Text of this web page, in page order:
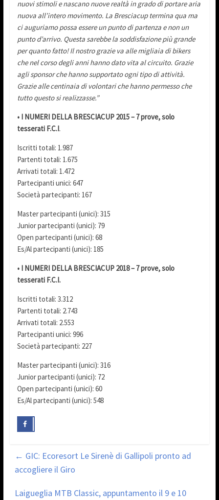
nuovi stimoli e nascano nuove realtà in grado di portare aria
nuova all’intero movimento. La Bresciacup termina qua ma
ci auguriamo possa essere un punto di partenza e non un
punto d’arrivo. Questa sarebbe la soddisfazione più grande
per quanto fatto! Il nostro grazie va alle migliaia di bikers
che nel corso degli anni hanno dato vita al circuito. Grazie
agli sponsor che hanno supportato ogni tipo di attività.
Grazie alle centinaia di volontari che hanno permesso che
tutto questo si realizzasse.”
• I NUMERI DELLA BRESCIACUP 2015 – 7 prove, solo
tesserati F.C.I.
Iscritti totali: 1.987
Partenti totali: 1.675
Arrivati totali: 1.472
Partecipanti unici: 647
Società partecipanti: 167
Master partecipanti (unici): 315
Junior partecipanti (unici): 79
Open partecipanti (unici): 68
Es/Al partecipanti (unici): 185
• I NUMERI DELLA BRESCIACUP 2018 – 7 prove, solo
tesserati F.C.I.
Iscritti totali: 3.312
Partenti totali: 2.743
Arrivati totali: 2.553
Partecipanti unici: 996
Società partecipanti: 227
Master partecipanti (unici): 316
Junior partecipanti (unici): 72
Open partecipanti (unici): 60
Es/Al partecipanti (unici): 548
← GIC: Ecoresort Le Sirenè di Gallipoli pronto ad
accogliere il Giro
Laigueglia MTB Classic, appuntamento il 9 e 10